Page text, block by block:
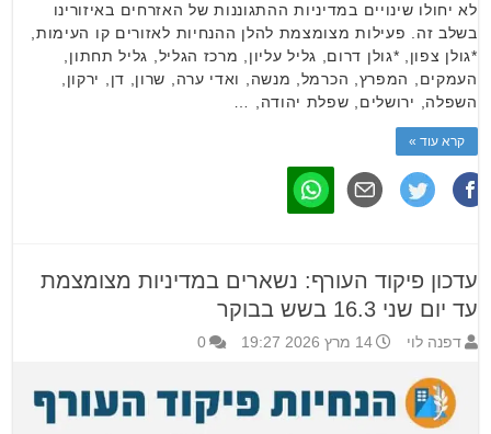
לא יחולו שינויים במדיניות ההתגוננות של האזרחים באיזורינו
בשלב זה. פעילות מצומצמת להלן ההנחיות לאזורים קו העימות,
*גולן צפון, *גולן דרום, גליל עליון, מרכז הגליל, גליל תחתון,
העמקים, המפרץ, הכרמל, מנשה, ואדי ערה, שרון, דן, ירקון,
השפלה, ירושלים, שפלת יהודה, …
קרא עוד »
עדכון פיקוד העורף: נשארים במדיניות מצומצמת
עד יום שני 16.3 בשש בבוקר
דפנה לוי 14 מרץ 2026 19:27 0